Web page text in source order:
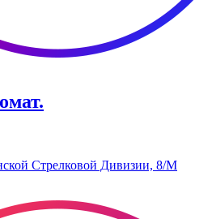
Стрелковой Дивизии, 8/М